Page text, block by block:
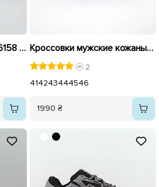
Кроссовки мужские 596158 Серые Кроссовки мужские кожаные 592894 Черные
2
414243444546
1990 ₴